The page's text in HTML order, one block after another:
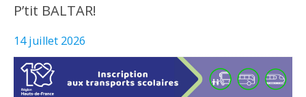
P’tit BALTAR!
14 juillet 2026